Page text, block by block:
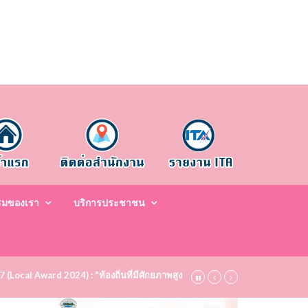
ของเรา บริการประชาชน
Award 2024) : "ท้องถิ่นที่มีศักยภาพสูง ระดับชมเชย (Bronze)" ประจำ